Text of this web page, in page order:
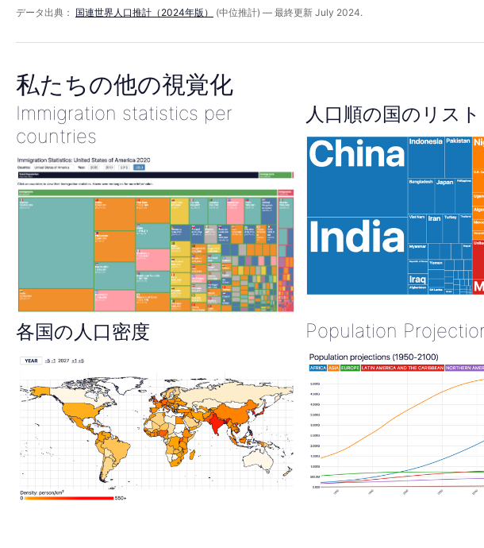
データ出典： 国連世界人口推計（2024年版） (中位推計) — 最終更新 July 2024.
私たちの他の視覚化
Immigration statistics per
countries
人口順の国のリスト
各国の人口密度 Population